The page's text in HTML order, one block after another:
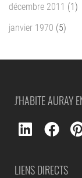
décembre 2011 (1)
janvier 1970 (5)
J'HABITE AURAY
LIENS DIRECTS